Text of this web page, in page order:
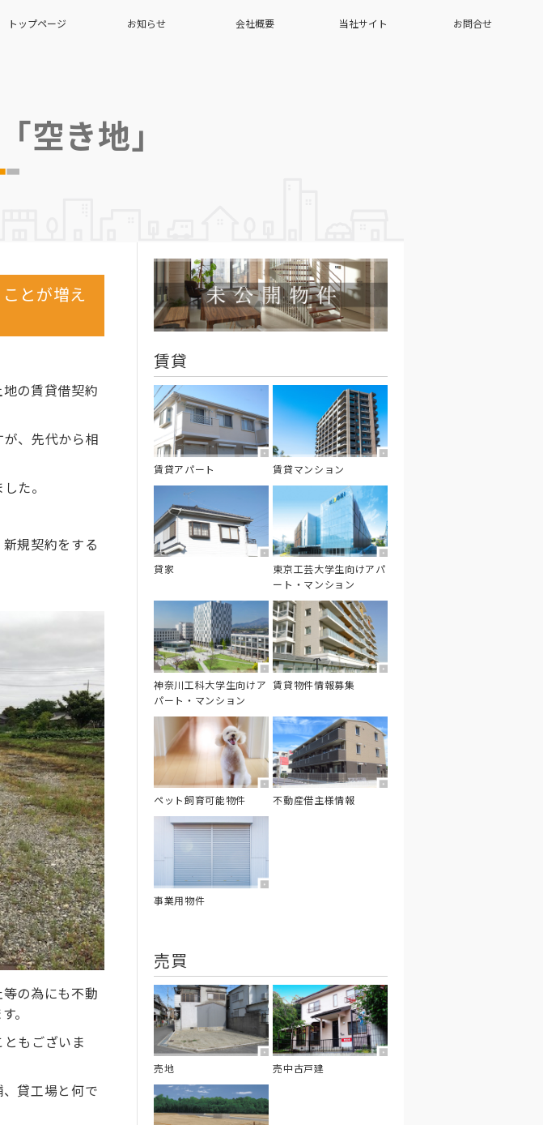
トップページ お知らせ 会社概要 当社サイト お問合せ
空き地」
とが増え
の賃貸借契約
、先代から相
た。
規契約をする
の為にも不動
。
もございま
貸工場と何で
賃貸
賃貸アパート 賃貸マンション
貸家
東京工芸大学生向けアパ
ート・マンション
神奈川工科大学生向けア
パート・マンション
賃貸物件情報募集
ペット飼育可能物件 不動産借主様情報
事業用物件
売買
売地 売中古戸建